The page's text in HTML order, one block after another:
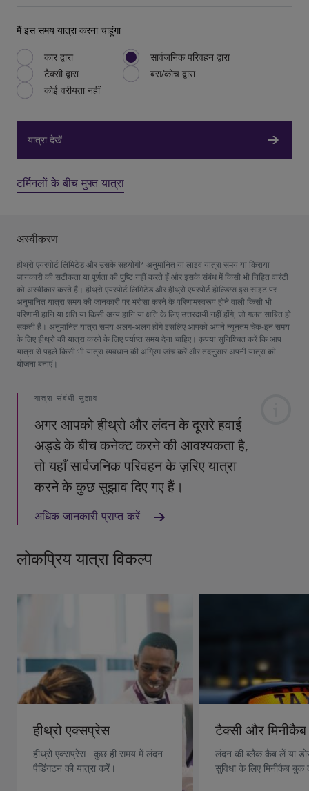
मैं इस समय यात्रा करना चाहूंगा
कार द्वारा
सार्वजनिक परिवहन द्वारा
टैक्सी द्वारा
बस/कोच द्वारा
कोई वरीयता नहीं
यात्रा देखें
टर्मिनलों के बीच मुफ्त यात्रा
अस्वीकरण
हीथ्रो एयरपोर्ट लिमिटेड और उसके सहयोगी* अनुमानित या लाइव यात्रा समय या किराया
जानकारी की सटीकता या पूर्णता की पुष्टि नहीं करते हैं और इसके संबंध में किसी भी निहित वारंटी
को अस्वीकार करते हैं। हीथ्रो एयरपोर्ट लिमिटेड और हीथ्रो एयरपोर्ट होल्डिंग्स इस साइट पर
अनुमानित यात्रा समय की जानकारी पर भरोसा करने के परिणामस्वरूप होने वाली किसी भी
परिणामी हानि या क्षति या किसी अन्य हानि या क्षति के लिए उत्तरदायी नहीं होंगे, जो गलत साबित हो
सकती है। अनुमानित यात्रा समय अलग-अलग होंगे इसलिए आपको अपने न्यूनतम चेक-इन समय
के लिए हीथ्रो की यात्रा करने के लिए पर्याप्त समय देना चाहिए। कृपया सुनिश्चित करें कि आप
यात्रा से पहले किसी भी यात्रा व्यवधान की अग्रिम जांच करें और तदनुसार अपनी यात्रा की
योजना बनाएं।
यात्रा संबंधी सुझाव
अगर आपको हीथ्रो और लंदन के दूसरे हवाई
अड्डे के बीच कनेक्ट करने की आवश्यकता है,
तो यहाँ सार्वजनिक परिवहन के ज़रिए यात्रा
करने के कुछ सुझाव दिए गए हैं।
अधिक जानकारी प्राप्त करें
लोकप्रिय यात्रा विकल्प
हीथ्रो एक्सप्रेस
हीथ्रो एक्सप्रेस - कुछ ही समय में लंदन
पैडिंगटन की यात्रा करें।
टैक्सी और मिनीकैब
लंदन की ब्लैक कैब लें या
सुविधा के लिए मिनीकैब